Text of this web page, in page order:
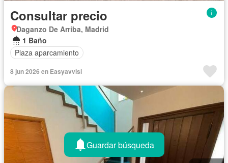
Consultar precio
Daganzo De Arriba, Madrid
1 Baño
Plaza aparcamiento
8 jun 2026 en Easyavvisi
Guardar búsqueda